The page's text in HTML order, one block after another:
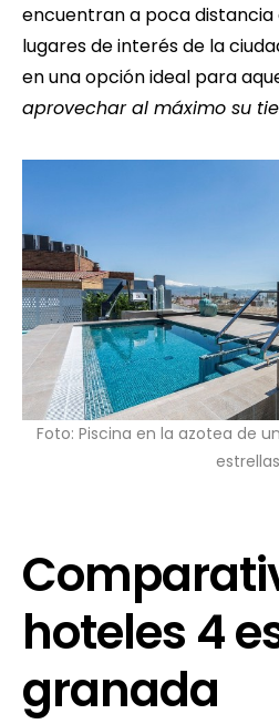
encuentran a poca distancia
lugares de interés de la
en una opción ideal para
aprovechar al máximo su
Foto: Piscina en la azotea de
estrellas
hoteles 4
granada